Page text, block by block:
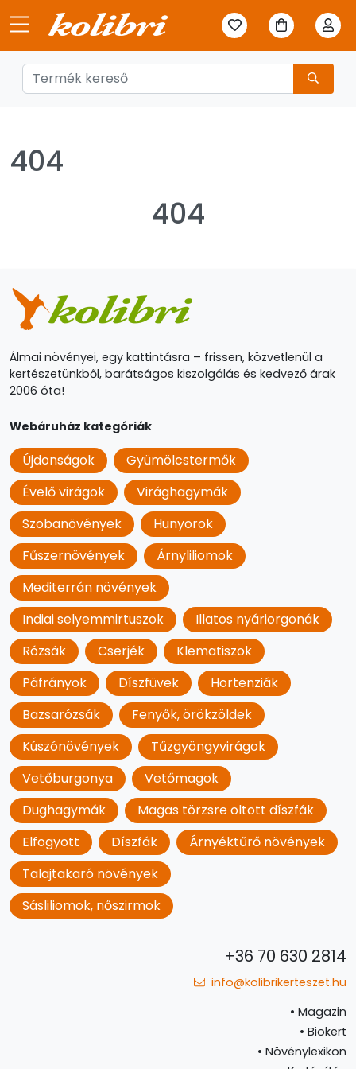
404
404
Álmai növényei, egy kattintásra – frissen, közvetlenül a
kertészetünkből, barátságos kiszolgálás és kedvező árak
2006 óta!
Webáruház kategóriák
Újdonságok
Gyümölcstermők
Évelő virágok
Virághagymák
Szobanövények
Hunyorok
Fűszernövények
Árnyliliomok
Mediterrán növények
Indiai selyemmirtuszok
Illatos nyáriorgonák
Rózsák
Cserjék
Klematiszok
Páfrányok
Díszfüvek
Hortenziák
Bazsarózsák
Fenyők, örökzöldek
Kúszónövények
Tűzgyöngyvirágok
Vetőburgonya
Vetőmagok
Dughagymák
Magas törzsre oltott díszfák
Elfogyott
Díszfák
Árnyéktűrő növények
Talajtakaró növények
Sásliliomok, nőszirmok
+36 70 630 2814
info@kolibrikerteszet.hu
• Magazin
• Biokert
• Növénylexikon